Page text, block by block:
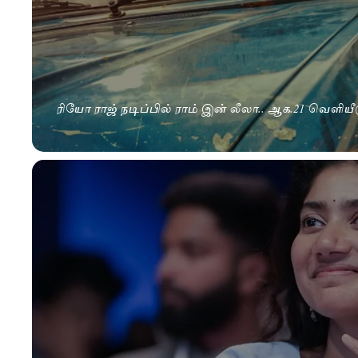
ரியோ ராஜ் நடிப்பில் ராம் இன் லீலா.. ஆக.21